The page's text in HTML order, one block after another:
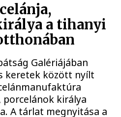
a tihanyi
Galériájában
keretek között nyílt
porcelánok királya
A tárlat megnyitása a